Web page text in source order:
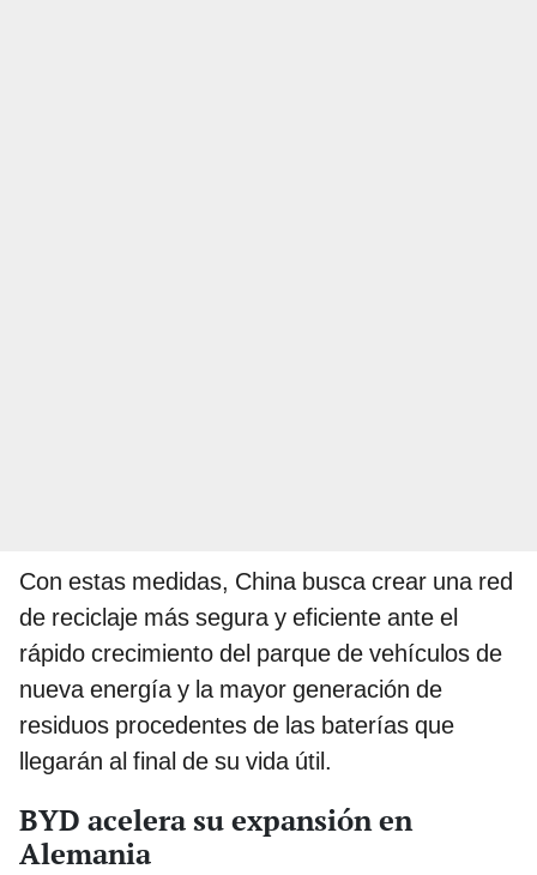
Con estas medidas, China busca crear una red
de reciclaje más segura y eficiente ante el
rápido crecimiento del parque de vehículos de
nueva energía y la mayor generación de
residuos procedentes de las baterías que
llegarán al final de su vida útil.
BYD acelera su expansión en
Alemania